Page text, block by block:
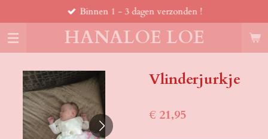
direct
naar
de
HANALOE LOE
Binnen 1 - 3 dagen verzonden !
Vlinderjurkje
€ 21,95